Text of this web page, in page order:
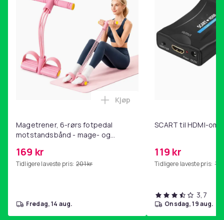
Magetrener, 6-rørs fotpedal
motstandsbånd - mage- og
hjemmegymnastikk Pink
169 kr
Tidligere laveste pris: 201 kr
Legg Magetrener, 6-rørs
Kjøp
fredag, 14 aug.
SCART til HDMI-
119 kr
Tidligere laveste pris:
3,7
onsdag, 19 aug.